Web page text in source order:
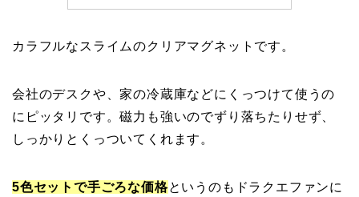
カラフルなスライムのクリアマグネットです。
会社のデスクや、家の冷蔵庫などにくっつけて使うの
にピッタリです。磁力も強いのでずり落ちたりせず、
しっかりとくっついてくれます。
5色セットで手ごろな価格というのもドラクエファンに